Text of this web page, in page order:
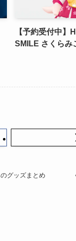
【予約受付中】
SMILE さくらみ
グッズまとめ